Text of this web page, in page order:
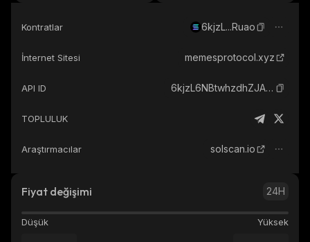
Kontratlar 6kjzL...Ruao
İnternet Sitesi memesprotocol.xyz
API ID 6kjzL6NBtwhzdhZJASqHMimfaxNBGqKd2h6JHnnbRuao_solana
TOPLULUK
Araştırmacılar solscan.io
Fiyat değişimi 24H
Düşük Yüksek